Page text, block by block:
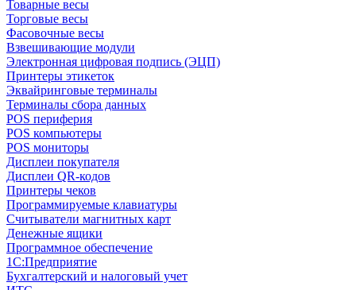
Товарные весы
Торговые весы
Фасовочные весы
Взвешивающие модули
Электронная цифровая подпись (ЭЦП)
Принтеры этикеток
Эквайринговые терминалы
Терминалы сбора данных
POS периферия
POS компьютеры
POS мониторы
Дисплеи покупателя
Дисплеи QR-кодов
Принтеры чеков
Программируемые клавиатуры
Считыватели магнитных карт
Денежные ящики
Программное обеспечение
1С:Предприятие
Бухгалтерский и налоговый учет